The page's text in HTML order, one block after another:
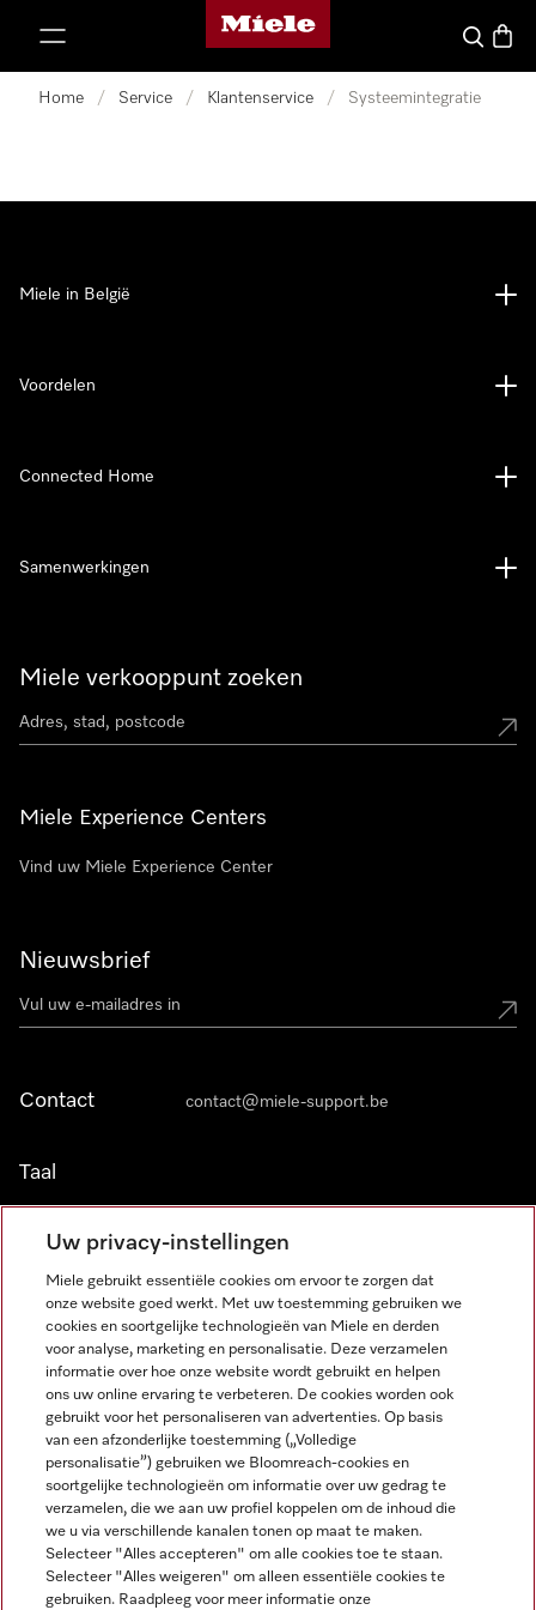
Miele homepage
Wat zoek
Home / Service / Klantenservice / Systeemintegratie
Miele verkooppunt zoeken
Miele Experience Centers
Vind uw Miele Experience Center
Nieuwsbrief
Contact contact@miele-support.be
Taal
NEDERLANDS
Miele in België
Voordelen
Connected Home
Samenwerkingen
Wettelijke Informatie
Algemene voorwaarden
Privacybeleid
Miele op Facebook
Miele op Youtube
Miele op Instagram
Miele op Pinterest
Uw privacy-instellingen
Miele gebruikt essentiële cookies om ervoor te zorgen dat
onze website goed werkt. Met uw toestemming gebruiken we
cookies en soortgelijke technologieën van Miele en derden
voor analyse, marketing en personalisatie. Deze verzamelen
informatie over hoe onze website wordt gebruikt en helpen
ons uw online ervaring te verbeteren. De cookies worden ook
gebruikt voor het personaliseren van advertenties. Op basis
van een afzonderlijke toestemming („Volledige
personalisatie”) gebruiken we Bloomreach-cookies en
soortgelijke technologieën om informatie over uw gedrag te
verzamelen, die we aan uw profiel koppelen om de inhoud die
we u via verschillende kanalen tonen op maat te maken.
Selecteer "Alles accepteren" om alle cookies toe te staan.
Selecteer "Alles weigeren" om alleen essentiële cookies te
gebruiken. Raadpleeg voor meer informatie onze